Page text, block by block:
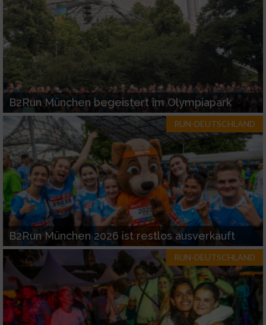
B2Run München begeistert im Olympiapark
RUN-DEUTSCHLAND
B2Run München 2026 ist restlos ausverkauft
RUN-DEUTSCHLAND